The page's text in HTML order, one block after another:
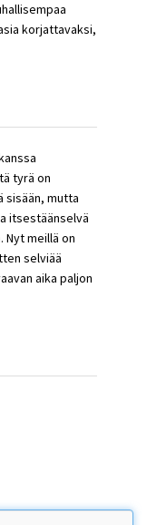
korjattavaksi,
tyrä on
sisään, mutta
itsestäänselvä
Nyt meillä on
selviää
aika paljon